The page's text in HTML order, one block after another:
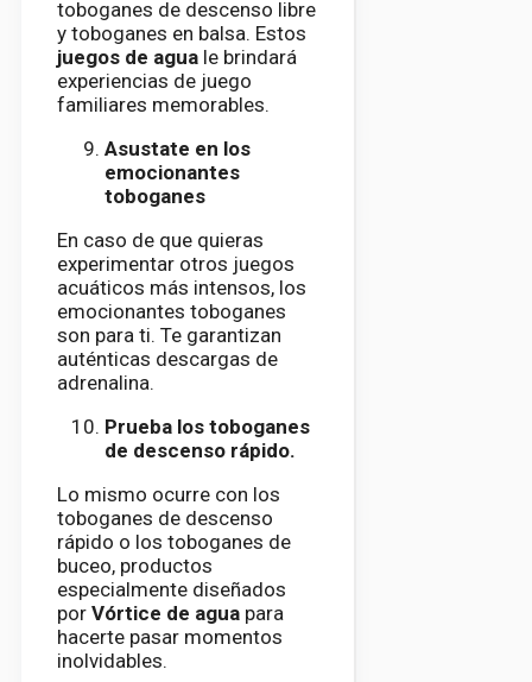
toboganes de descenso libre
y toboganes en balsa. Estos
juegos de agua le brindará
experiencias de juego
familiares memorables.
Asustate en los
emocionantes
toboganes
En caso de que quieras
experimentar otros juegos
acuáticos más intensos, los
emocionantes toboganes
son para ti. Te garantizan
auténticas descargas de
adrenalina.
Prueba los toboganes
de descenso rápido.
Lo mismo ocurre con los
toboganes de descenso
rápido o los toboganes de
buceo, productos
especialmente diseñados
por Vórtice de agua para
hacerte pasar momentos
inolvidables.